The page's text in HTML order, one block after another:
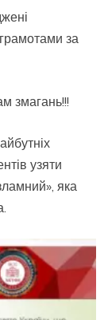
за
змагань!!!
узяти
яка